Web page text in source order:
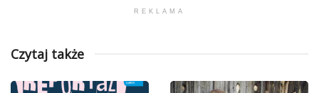
REKLAMA
Czytaj także